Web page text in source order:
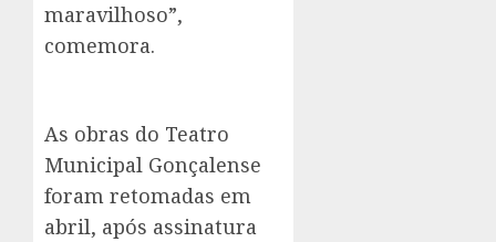
maravilhoso”,
comemora.
As obras do Teatro
Municipal Gonçalense
foram retomadas em
abril, após assinatura